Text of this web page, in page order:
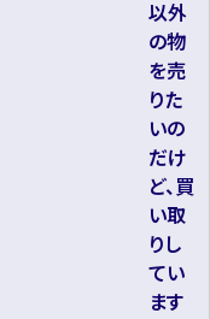
以外
の物
を売
りた
いの
だけ
ど、買
い取
りし
てい
ます